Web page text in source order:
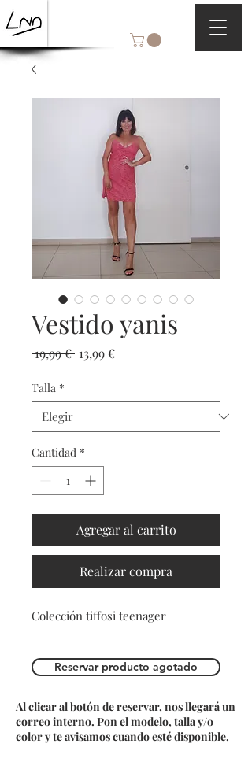
Vestido yanis
19,99 € Precio
13,99 €Precio de oferta
Talla *
Cantidad *
Agregar al carrito
Realizar compra
Colección tiffosi teenager
Reservar producto agotado
Al clicar al botón de reservar, nos llegará un
correo interno. Pon el modelo, talla y/o
color y te avisamos cuando esté disponible.